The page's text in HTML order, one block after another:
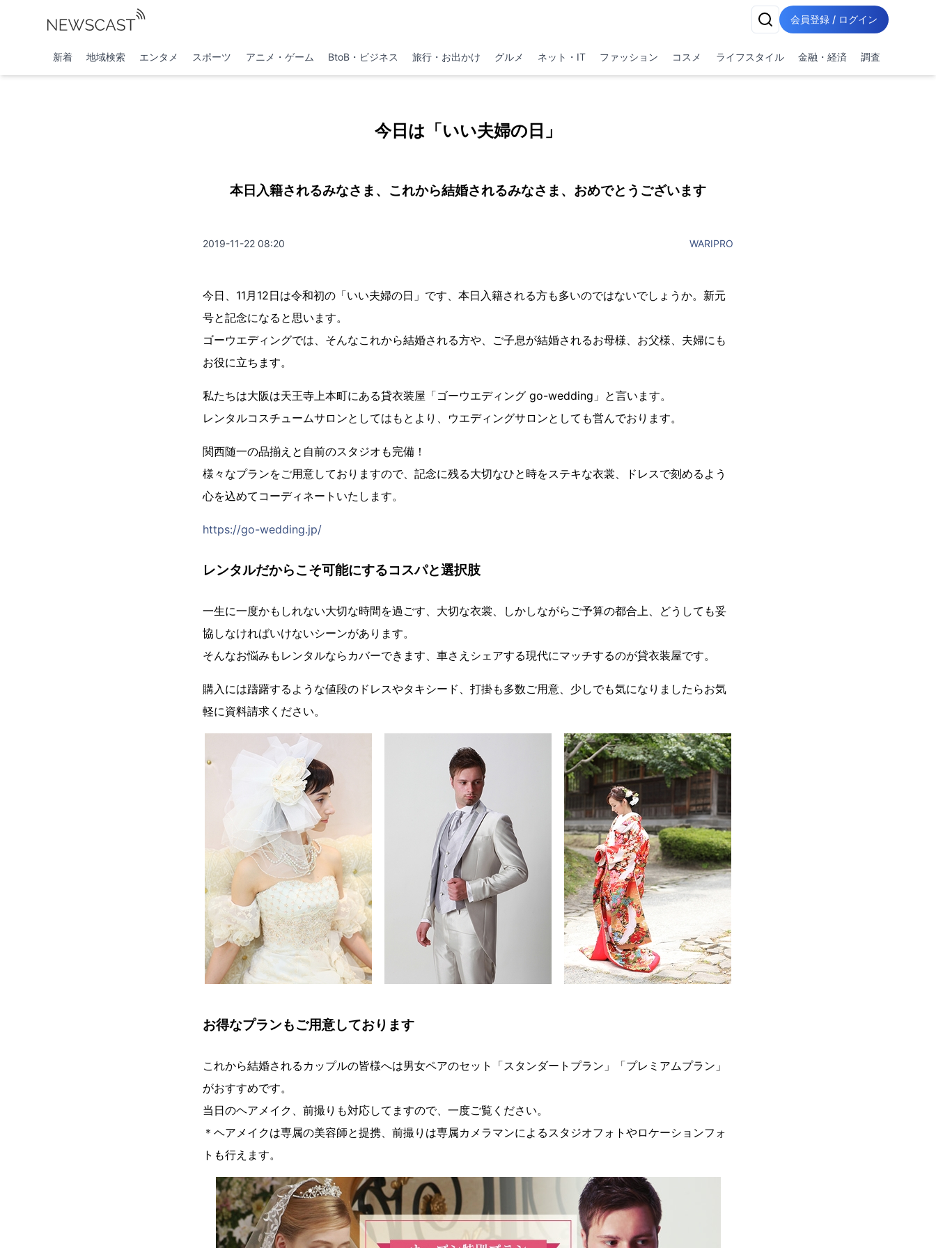
会員登録 / ログイン
新着 地域検索 エンタメ スポーツ アニメ・ゲーム BtoB・ビジネス 旅行・お出かけ グルメ ネット・IT ファッション コスメ ライフスタイル 金融・経済 調査
今日は「いい夫婦の日」
本日入籍されるみなさま、これから結婚されるみなさま、おめでとうございます
2019-11-22 08:20 WARIPRO
今日、11月12日は令和初の「いい夫婦の日」です、本日入籍される方も多いのではないでしょうか。新元
号と記念になると思います。
ゴーウエディングでは、そんなこれから結婚される方や、ご子息が結婚されるお母様、お父様、夫婦にも
お役に立ちます。
私たちは大阪は天王寺上本町にある貸衣装屋「ゴーウエディング go-wedding」と言います。
レンタルコスチュームサロンとしてはもとより、ウエディングサロンとしても営んでおります。
関西随一の品揃えと自前のスタジオも完備！
様々なプランをご用意しておりますので、記念に残る大切なひと時をステキな衣裳、ドレスで刻めるよう
心を込めてコーディネートいたします。
https://go-wedding.jp/
レンタルだからこそ可能にするコスパと選択肢
一生に一度かもしれない大切な時間を過ごす、大切な衣裳、しかしながらご予算の都合上、どうしても妥
協しなければいけないシーンがあります。
そんなお悩みもレンタルならカバーできます、車さえシェアする現代にマッチするのが貸衣装屋です。
購入には躊躇するような値段のドレスやタキシード、打掛も多数ご用意、少しでも気になりましたらお気
軽に資料請求ください。
お得なプランもご用意しております
これから結婚されるカップルの皆様へは男女ペアのセット「スタンダートプラン」「プレミアムプラン」
がおすすめです。
当日のヘアメイク、前撮りも対応してますので、一度ご覧ください。
＊ヘアメイクは専属の美容師と提携、前撮りは専属カメラマンによるスタジオフォトやロケーションフォ
トも行えます。